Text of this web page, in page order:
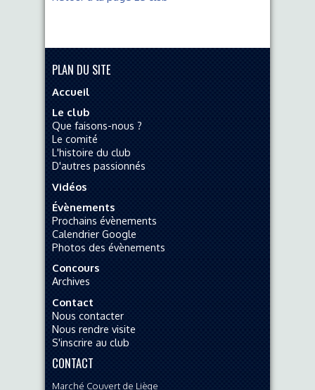
PLAN DU SITE
Accueil
Le club
Que faisons-nous ?
Le comité
L'histoire du club
D'autres passionnés
Vidéos
Évènements
Prochains évènements
Calendrier Google
Photos des évènements
Concours
Archives
Contact
Nous contacter
Nous rendre visite
S'inscrire au club
CONTACT
Marché Couvert de Liège